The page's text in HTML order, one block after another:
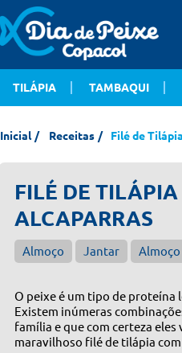
TILÁPIA TAMBAQUI
Inicial Receitas Filé de
FILÉ DE
ALCAPARRAS
Almoço Jantar
O peixe é um tipo de proteína
Existem inúmeras
família e que com certeza
maravilhoso filé de tilápia